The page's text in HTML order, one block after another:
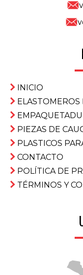
INICIO
PIEZAS DE
PLASTICOS
CONTACTO
POLÍTICA DE
TÉRMINOS Y